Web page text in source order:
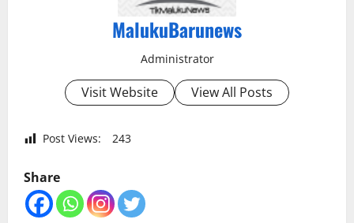
MalukuBarunews
Administrator
Visit Website View All Posts
Post Views: 243
Share